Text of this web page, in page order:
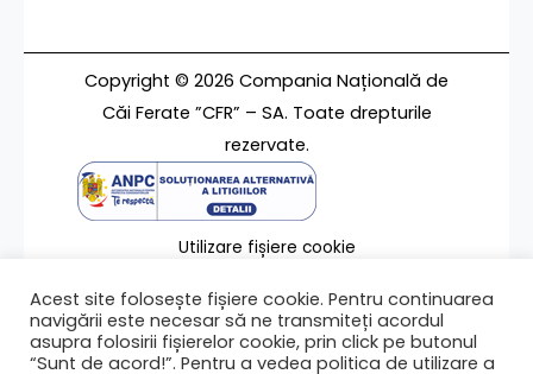
Copyright © 2026 Compania Națională de
Căi Ferate ”CFR” – SA. Toate drepturile
rezervate.
Utilizare fișiere cookie
Contact
Acest site folosește fișiere cookie. Pentru continuarea
navigării este necesar să ne transmiteți acordul
asupra folosirii fișierelor cookie, prin click pe butonul
“Sunt de acord!”. Pentru a vedea politica de utilizare a